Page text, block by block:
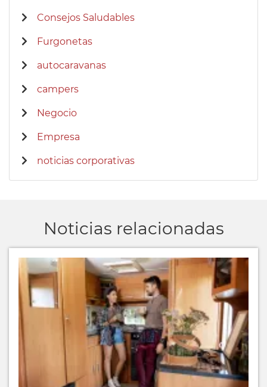
Consejos Saludables
Furgonetas
autocaravanas
campers
Negocio
Empresa
noticias corporativas
Noticias relacionadas